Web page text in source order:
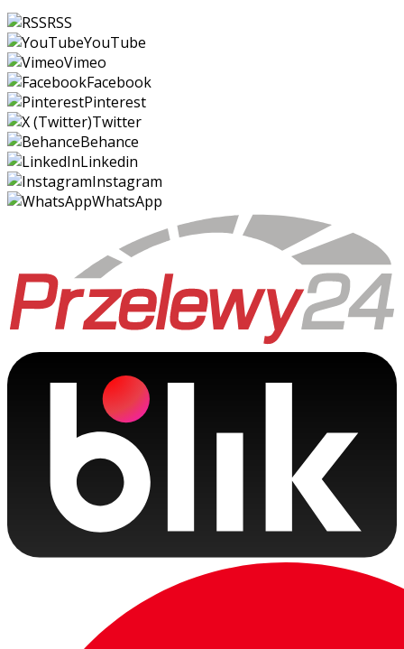
RSS
YouTube
Vimeo
Facebook
Pinterest
Twitter
Behance
Linkedin
Instagram
WhatsApp